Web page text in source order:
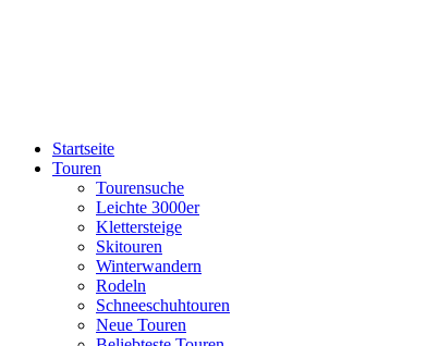
Startseite
Touren
Tourensuche
Leichte 3000er
Klettersteige
Skitouren
Winterwandern
Rodeln
Schneeschuhtouren
Neue Touren